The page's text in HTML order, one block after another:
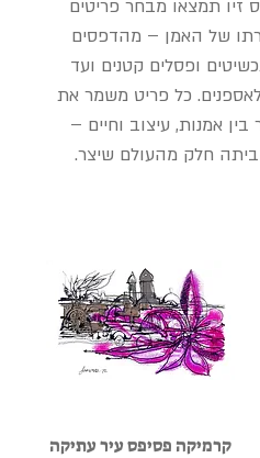
זיו תמצאו מבחר פריטים
של האמן – מהדפסים
ופסלים קטנים ועד
לאספנים. כל פריט משמר את
אמנות, עיצוב וחיים –
חלק מהעולם שיצר.
קרמיקה פסיפס עיר עתיקה